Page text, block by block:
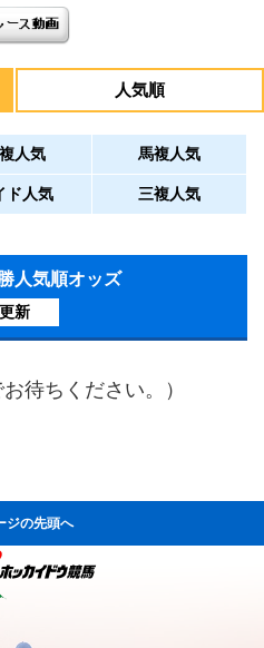
人気順
人気 馬複人気
ド人気 三複人気
人気順オッズ
更新
待ちください。）
ジの先頭へ